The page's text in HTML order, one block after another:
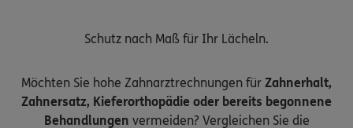
Schutz nach Maß für Ihr Lächeln.
Möchten Sie hohe Zahnarztrechnungen für Zahnerhalt,
Zahnersatz, Kieferorthopädie oder bereits begonnene
Behandlungen vermeiden? Vergleichen Sie die